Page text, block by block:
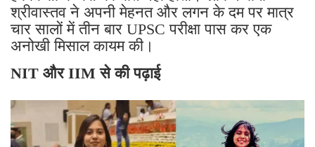
श्रीवास्तव ने अपनी मेहनत और लगन के दम पर मात्र
चार सालों में तीन बार UPSC परीक्षा पास कर एक
अनोखी मिसाल कायम की।
NIT और IIM से की पढ़ाई